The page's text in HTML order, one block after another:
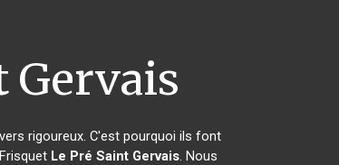
Gervais
rigoureux. C'est pourquoi ils font
Le Pré Saint Gervais. Nous